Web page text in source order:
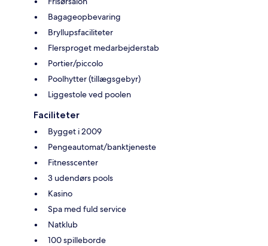
Bagageopbevaring
Bryllupsfaciliteter
Flersproget medarbejderstab
Portier/piccolo
Poolhytter (tillægsgebyr)
Liggestole ved poolen
Faciliteter
Bygget i 2009
Pengeautomat/banktjeneste
Fitnesscenter
3 udendørs pools
Kasino
Spa med fuld service
Natklub
100 spilleborde